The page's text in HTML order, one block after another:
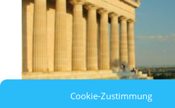
Cookie-Zustimmung